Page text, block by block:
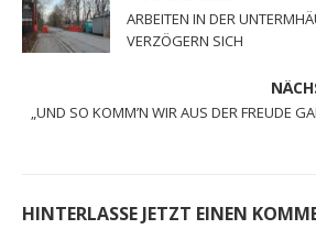
ARBEITEN IN DER
VERZÖGERN SICH
„UND SO KOMM’N WIR AUS DER FREUDE
HINTERLASSE JETZT EINEN